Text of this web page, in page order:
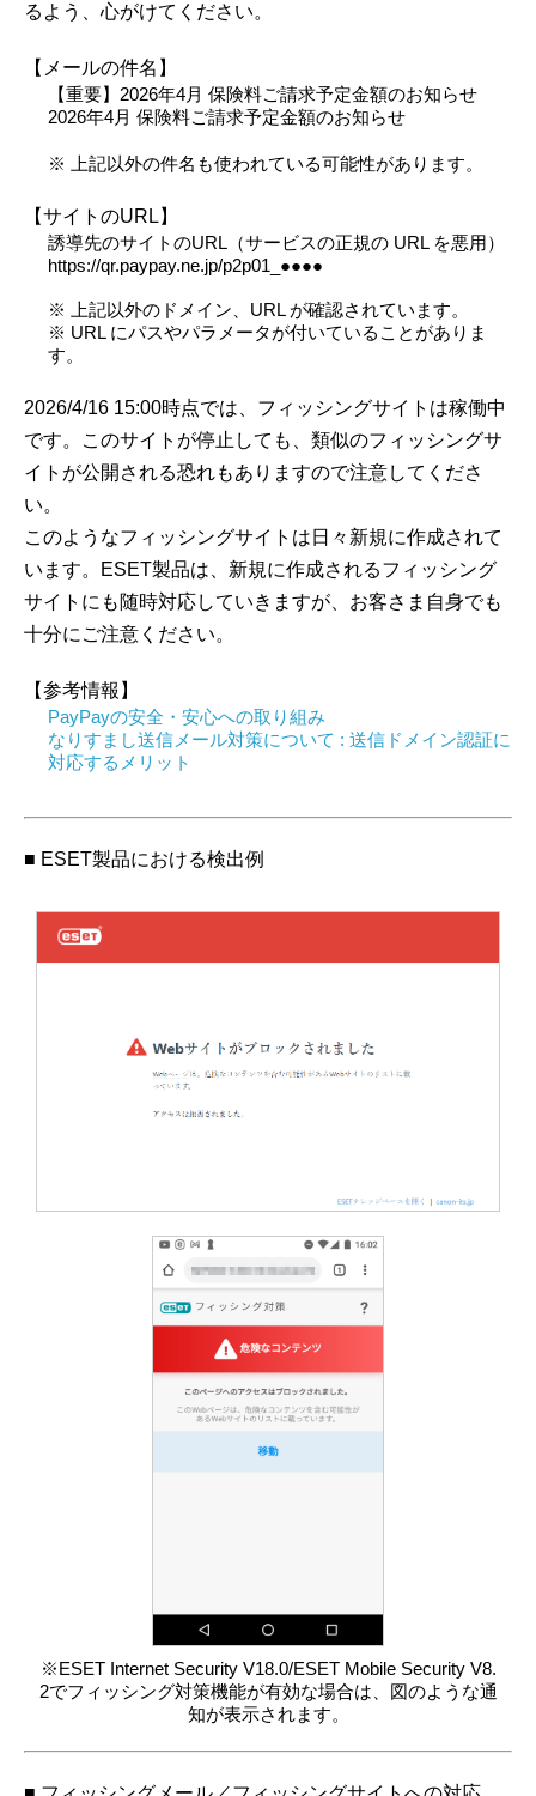
るよう、心がけてください。
【メールの件名】
【重要】2026年4月 保険料ご請求予定金額のお知らせ
2026年4月 保険料ご請求予定金額のお知らせ
※ 上記以外の件名も使われている可能性があります。
【サイトのURL】
誘導先のサイトのURL（サービスの正規の URL を悪用）
https://qr.paypay.ne.jp/p2p01_●●●●
※ 上記以外のドメイン、URL が確認されています。
※ URL にパスやパラメータが付いていることがありま
す。
2026/4/16 15:00時点では、フィッシングサイトは稼働中
です。このサイトが停止しても、類似のフィッシングサ
イトが公開される恐れもありますので注意してくださ
い。
このようなフィッシングサイトは日々新規に作成されて
います。ESET製品は、新規に作成されるフィッシング
サイトにも随時対応していきますが、お客さま自身でも
十分にご注意ください。
【参考情報】
PayPayの安全・安心への取り組み
なりすまし送信メール対策について : 送信ドメイン認証に
対応するメリット
■ ESET製品における検出例
※ESET Internet Security V18.0/ESET Mobile Security V8.
2でフィッシング対策機能が有効な場合は、図のような通
知が表示されます。